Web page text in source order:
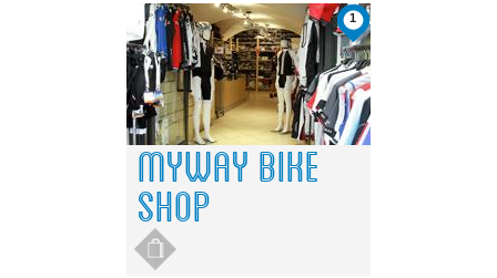
2
4
2
4
This page can't load Google Maps
correctly.
Do you own this website? OK
1
MYWAY BIKE
SHOP